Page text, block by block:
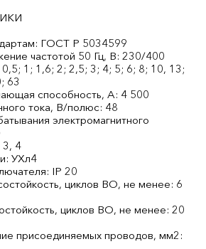
ГОСТ Р 50345­99
частотой 50 Гц, В: 230/400
1; 1,6; 2; 2,5; 3; 4; 5; 6; 8; 10, 13;
63
способность, А: 4 500
тока, В/полюс: 48
электромагнитного
3, 4
УХл4
IP 20
циклов В­О, не менее: 6
циклов В­О, не менее: 20
присоединяемых проводов, мм2: